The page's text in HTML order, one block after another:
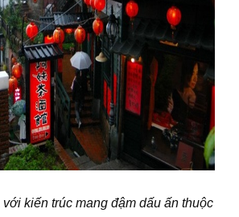
kiến trúc mang đậm dấu ấn thuộc